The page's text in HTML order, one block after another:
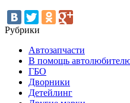
Рубрики
Автозапчасти
В помощь
ГБО
Дворники
Детейлинг